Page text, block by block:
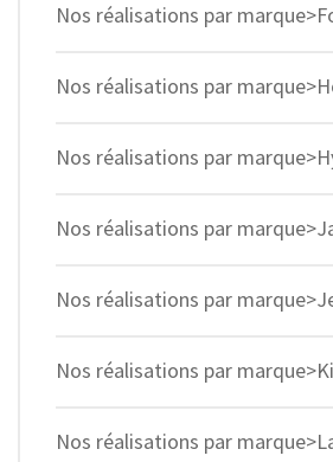
Nos réalisations par
Nos réalisations par
Nos réalisations par
Nos réalisations par
Nos réalisations par
Nos réalisations par
Nos réalisations par